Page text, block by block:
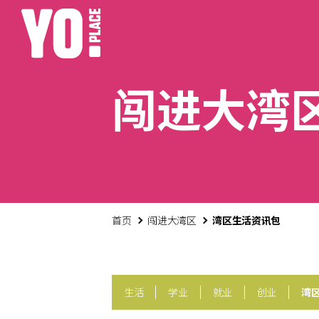
闯进大湾
首页 闯进大湾区 湾区生活资讯包
生活 学业 就业 创业 湾